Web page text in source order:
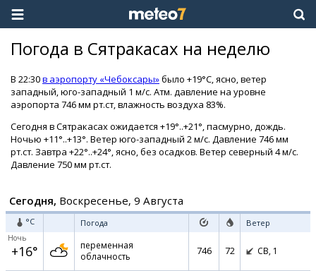
Погода в Сятракасах на неделю
В 22:30в аэропорту «Чебоксары»было +19°C, ясно, ветер
западный, юго-западный 1 м/с. Атм. давление на уровне
аэропорта 746 мм рт.ст, влажность воздуха 83%.
Сегодня в Сятракасах ожидается +19°..+21°, пасмурно, дождь.
Ночью +11°..+13°. Ветер юго-западный 2 м/с. Давление 746 мм
рт.ст. Завтра +22°..+24°, ясно, без осадков. Ветер северный 4 м/с.
Давление 750 мм рт.ст.
Сегодня, Воскресенье, 9 Августа
°C Погода Ветер
Ночь
+16°
переменная
облачность
746 72 СВ, 1